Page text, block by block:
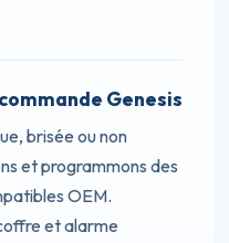
Genesis
brisée ou non
et programmons des
OEM.
et alarme